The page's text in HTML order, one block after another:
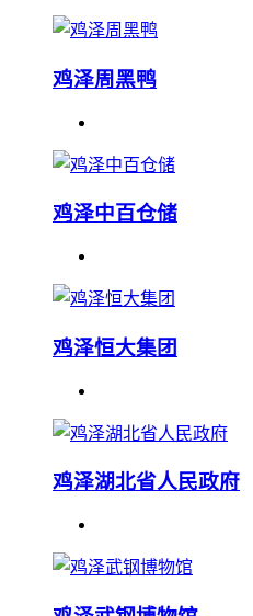
鸡泽周黑鸭
鸡泽中百仓储
鸡泽恒大集团
鸡泽湖北省人民政府